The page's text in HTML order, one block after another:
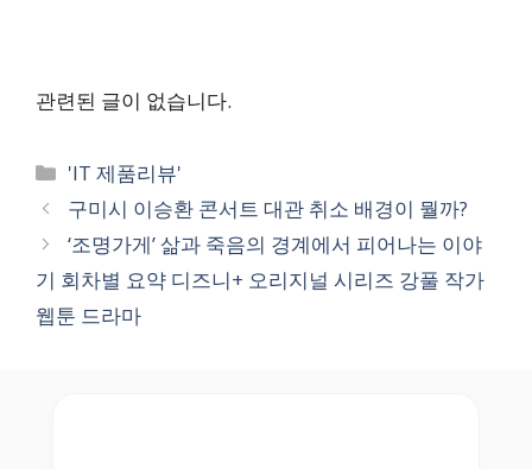
관련된 글이 없습니다.
Categories
'IT 제품리뷰'
구미시 이승환 콘서트 대관 취소 배경이 뭘까?
‘조명가게’ 삶과 죽음의 경계에서 피어나는 이야
기 회차별 요약 디즈니+ 오리지널 시리즈 강풀 작가
웹툰 드라마